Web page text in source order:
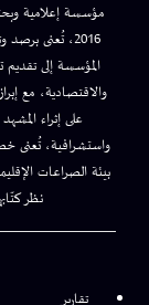
2016، تُعنى
المؤسسة إلى تقديم
والاقتصادية، مع
على إثراء
واستشرافية، تُعنى
بيئة الصراعات
نظر
تقارير